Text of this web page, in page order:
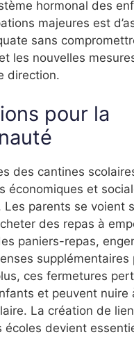
hormonal des
majeures est
sans
les nouvelles
direction.
pour la
des cantines
économiques et
Les parents se voient
des repas à
paniers-repas,
supplémentaires
ces fermetures
et peuvent nuire
La création de
écoles devient